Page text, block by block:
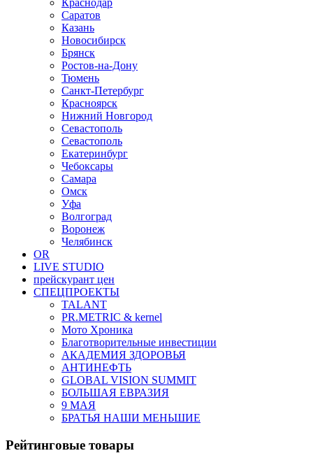
Краснодар
Саратов
Казань
Новосибирск
Брянск
Ростов-на-Дону
Тюмень
Санкт-Петербург
Красноярск
Нижний Новгород
Севастополь
Севастополь
Екатеринбург
Чебоксары
Самара
Омск
Уфа
Волгоград
Воронеж
Челябинск
OR
LIVE STUDIO
прейскурант цен
СПЕЦПРОЕКТЫ
TALANT
PR.METRIC & kernel
Мото Хроника
Благотворительные инвестиции
АКАДЕМИЯ ЗДОРОВЬЯ
АНТИНЕФТЬ
GLOBAL VISION SUMMIT
БОЛЬШАЯ ЕВРАЗИЯ
9 МАЯ
БРАТЬЯ НАШИ МЕНЬШИЕ
Рейтинговые товары